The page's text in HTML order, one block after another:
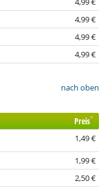
4,99 €
4,99 €
4,99 €
nach oben
Preis*
1,49 €
1,99 €
2,50 €